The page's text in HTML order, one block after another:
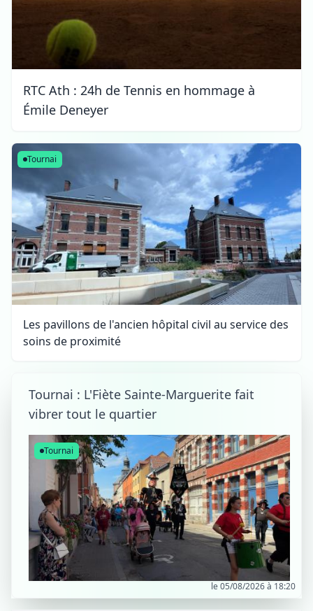
RTC Ath : 24h de Tennis en hommage à
Émile Deneyer
Tournai
Les pavillons de l'ancien hôpital civil au service des
soins de proximité
Tournai : L'Fiète Sainte-Marguerite fait
vibrer tout le quartier
le 05/08/2026 à 18:20
Tournai